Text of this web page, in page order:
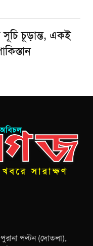
সূচি চূড়ান্ত, একই
পল্টন (দোতলা),